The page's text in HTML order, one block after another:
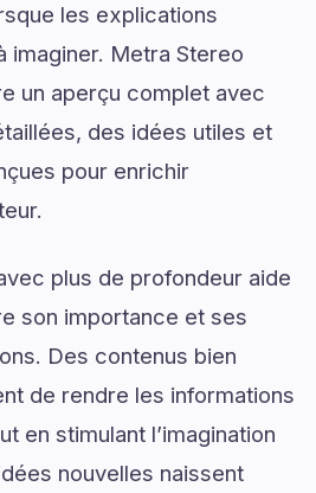
les explications
imaginer. Metra Stereo
un aperçu complet avec
des idées utiles et
pour enrichir
plus de profondeur aide
son importance et ses
Des contenus bien
de rendre les informations
en stimulant l’imagination
nouvelles naissent